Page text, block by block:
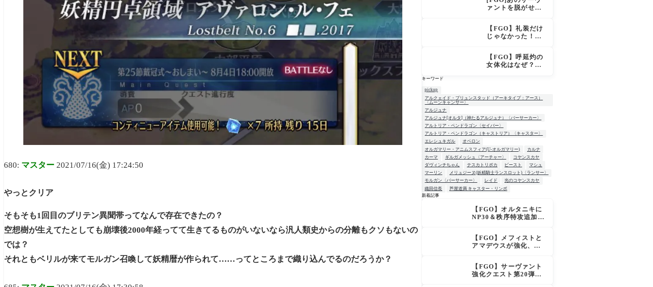
680: マスター 2021/07/16(金) 17:24:50
やっとクリア
そもそも1回目のブリテン異聞帯ってなんで存在できたの？
空想樹が生えてたとしても崩壊後2000年経ってて生きてるものがいないなら汎人類史からの分離もクソもないの
では？
それともベリルが来てモルガン召喚して妖精暦が作られて……ってところまで織り込んでるのだろうか？
てた。【勝利の女
神NIKKE】
セン」「メガネよ
い文明」
ァントを脱がせる
い！
【FGO】礼装だけ
じゃなかった！
ME SKY -JUNE
-」英霊星行イラス
ト＆登場サーヴァ
【FGO】呼延灼の
女体化はなぜ？エ
キーワード
pickup
アルクェイド・ブリュンスタッド（アーキタイプ：アース）
〈ムーンキャンサー〉
アルジュナ
アルジュナ[オルタ]（神たるアルジュナ）〈バーサーカー〉
アルトリア・ペンドラゴン〈セイバー〉
アルトリア・ペンドラゴン（キャストリア）〈キャスター〉
エレシュキガル
オベロン
オルガマリー・アニムスフィア(U-オルガマリー)
カルナ
カーマ
ギルガメッシュ〈アーチャー〉
コヤンスカヤ
ダヴィンチちゃん
テスカトリポカ ビースト
マシュ
マーリン
メリュジーヌ(妖精騎士ランスロット)〈ランサー〉
モルガン〈バーサーカー〉
レイド
光のコヤンスカヤ
織田信長
芦屋道満 キャスター・リンボ
新着記事
【FGO】オルタニキに
NP30＆秩序特攻追加で
とは思えない」の反響
【FGO】メフィストと
アマデウスが強化、ア
に「最強でワロタ」の
声
【FGO】サーヴァント
強化クエスト第20弾！